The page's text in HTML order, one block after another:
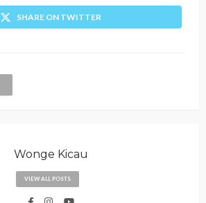
SHARE ON TWITTER
Wonge Kicau
VIEW ALL POSTS